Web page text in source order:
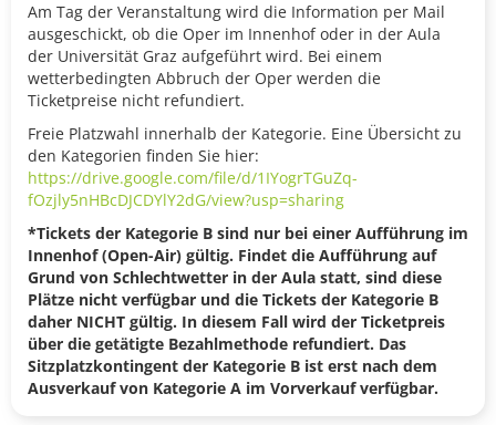
Am Tag der Veranstaltung wird die Information per Mail
ausgeschickt, ob die Oper im Innenhof oder in der Aula
der Universität Graz aufgeführt wird. Bei einem
wetterbedingten Abbruch der Oper werden die
Ticketpreise nicht refundiert.
Freie Platzwahl innerhalb der Kategorie. Eine Übersicht zu
den Kategorien finden Sie hier:
https://drive.google.com/file/d/1IYogrTGuZq-
fOzjly5nHBcDJCDYlY2dG/view?usp=sharing
*Tickets der Kategorie B sind nur bei einer Aufführung im
Innenhof (Open-Air) gültig. Findet die Aufführung auf
Grund von Schlechtwetter in der Aula statt, sind diese
Plätze nicht verfügbar und die Tickets der Kategorie B
daher NICHT gültig. In diesem Fall wird der Ticketpreis
über die getätigte Bezahlmethode refundiert. Das
Sitzplatzkontingent der Kategorie B ist erst nach dem
Ausverkauf von Kategorie A im Vorverkauf verfügbar.